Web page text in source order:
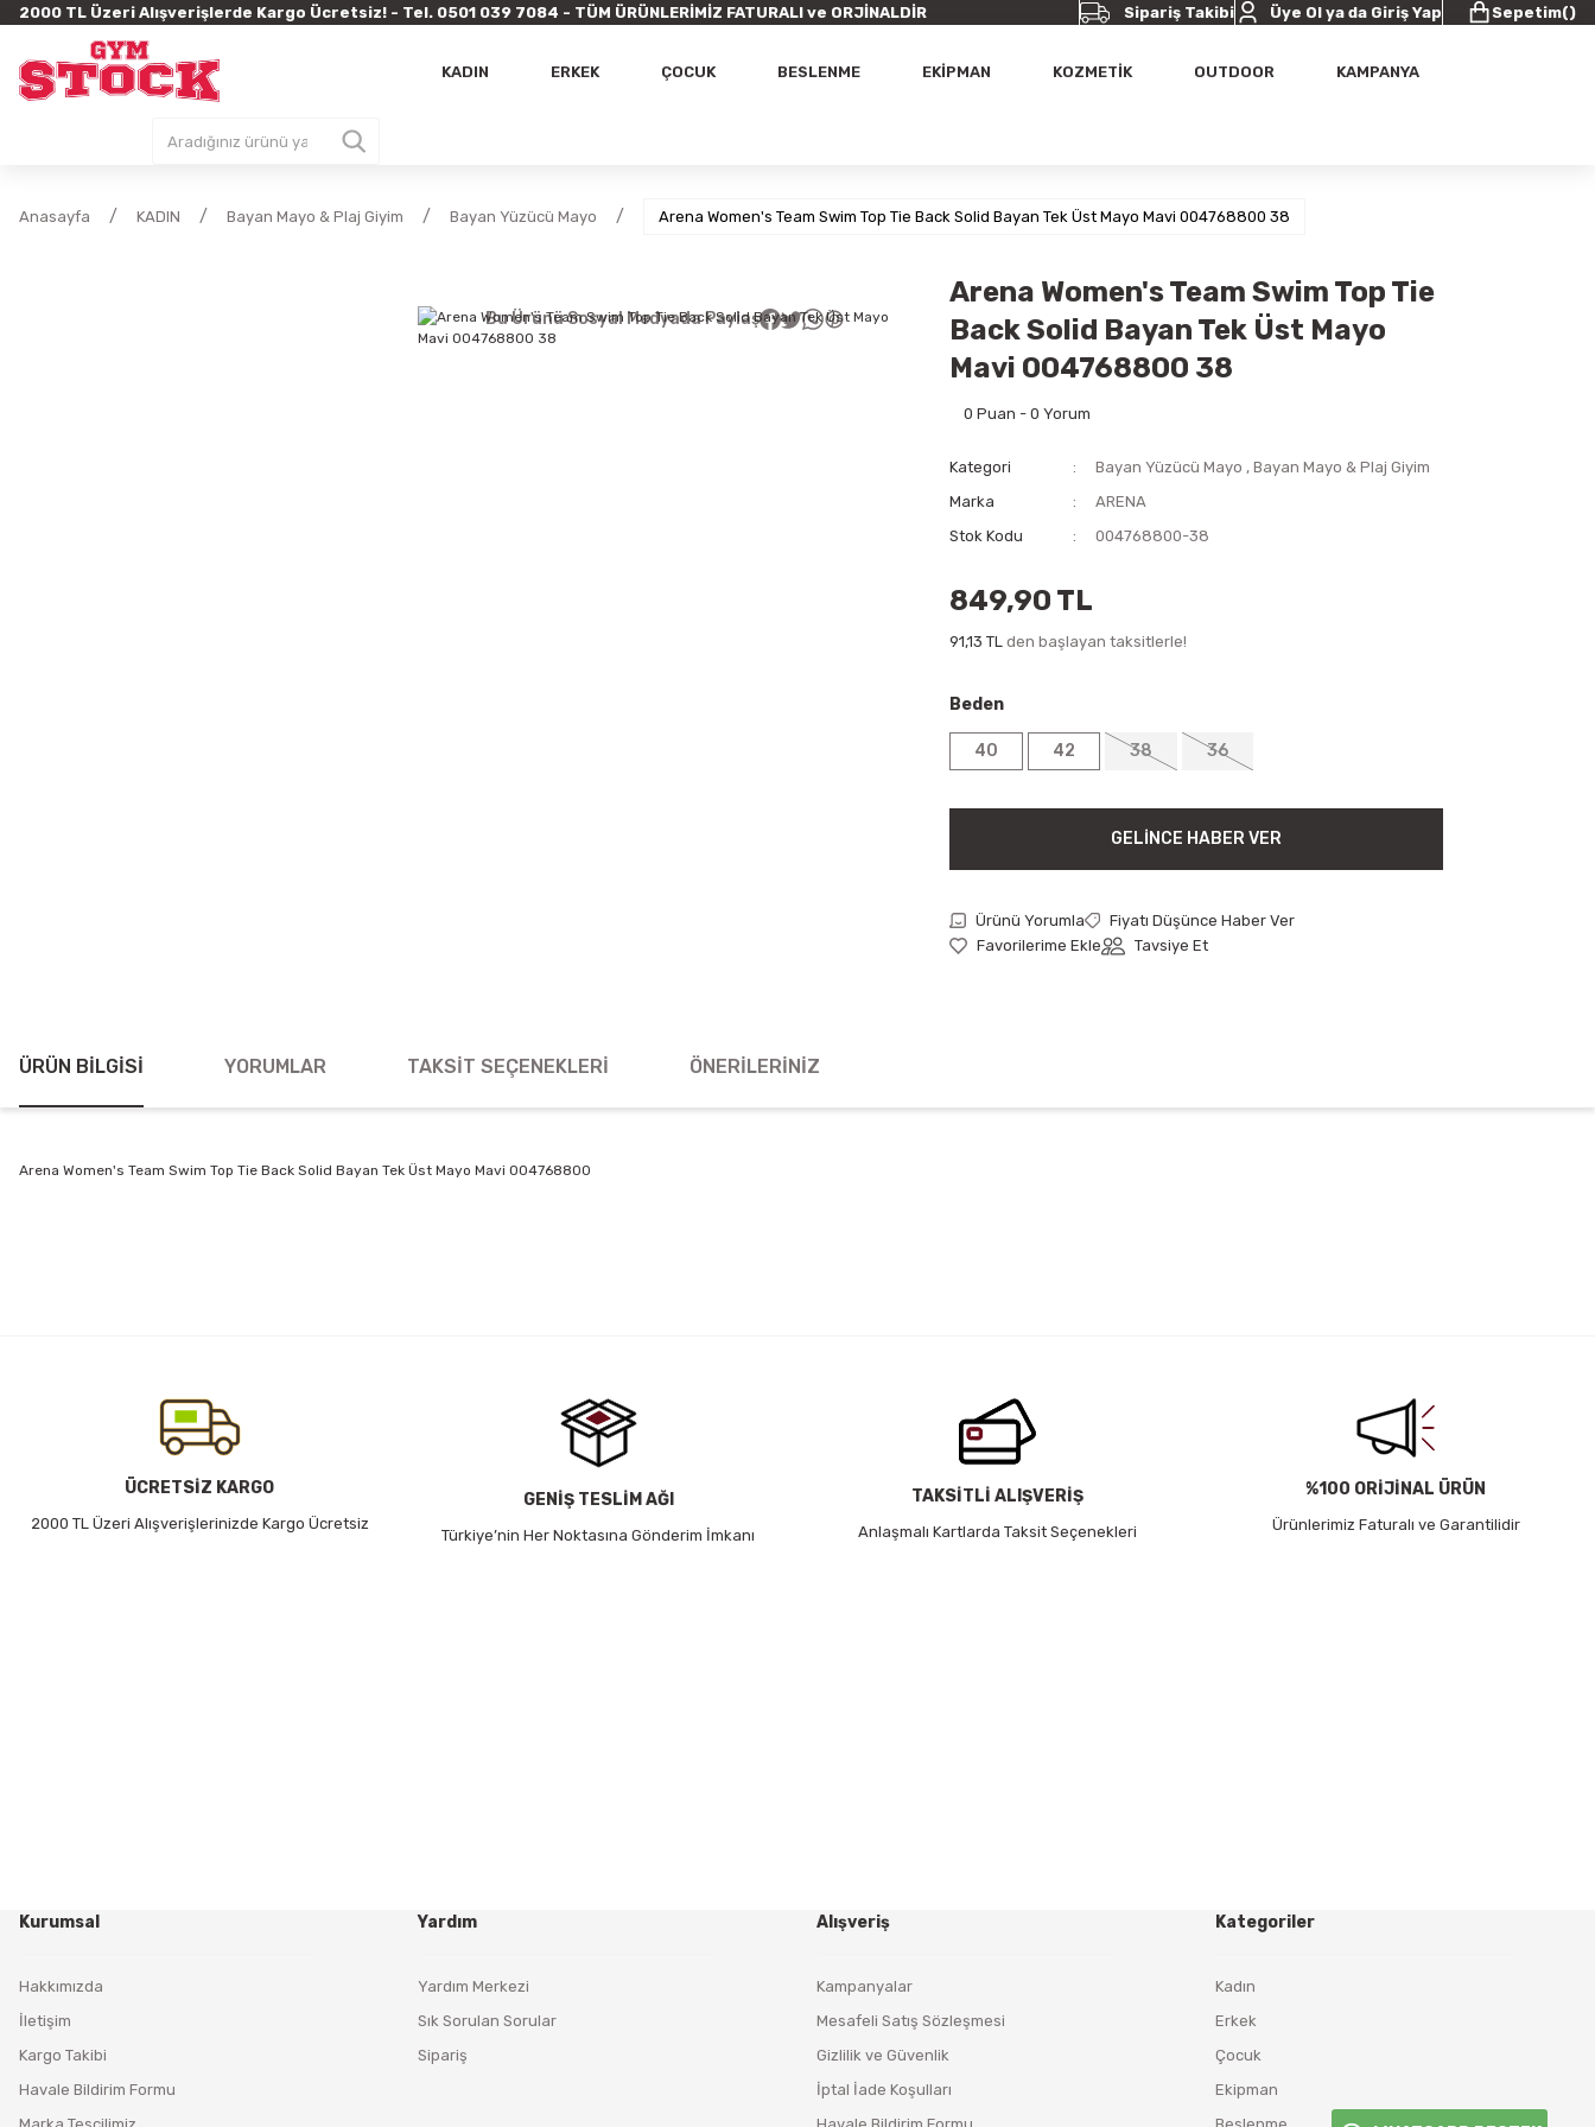
2000 TL Üzeri Alışverişlerde Kargo Ücretsiz! - Tel. 0501 039 7084 - TÜM ÜRÜNLERİMİZ FATURALI ve ORJİNALDİR Sipariş Takibi Üye Ol ya da Giriş Yap Sepetim()
KADIN ERKEK ÇOCUK BESLENME EKİPMAN KOZMETİK OUTDOOR KAMPANYA
Anasayfa KADIN Bayan Mayo & Plaj Giyim Bayan Yüzücü Mayo Arena Women's Team Swim Top Tie Back Solid Bayan Tek Üst Mayo Mavi 004768800 38
Bu Ürünü Sosyal Medyada Paylaş
Arena Women's Team Swim Top Tie
Back Solid Bayan Tek Üst Mayo
Mavi 004768800 38
0 Puan - 0 Yorum
Kategori Bayan Yüzücü Mayo , Bayan Mayo & Plaj Giyim
Marka
ARENA
Stok Kodu
004768800-38
849,90 TL
91,13 TL den başlayan taksitlerle!
Beden
40 42 38 36
GELINCE HABER VER
Ürünü Yorumla
Fiyatı Düşünce Haber Ver
Tavsiye Et
ÜRÜN BILGISI YORUMLAR TAKSIT SEÇENEKLERI ÖNERILERINIZ
Arena Women's Team Swim Top Tie Back Solid Bayan Tek Üst Mayo Mavi 004768800
Ürün bilgilerinde hatalar bulunuyor.
Ürün fiyatı diğer sitelerden daha pahalı.
Bu ürüne benzer farklı alternatifler olmalı.
ÜCRETSİZ KARGO
2000 TL Üzeri Alışverişlerinizde Kargo Ücretsiz
GENİŞ TESLİM AĞI
Türkiye’nin Her Noktasına Gönderim İmkanı
TAKSİTLİ ALIŞVERİŞ
Anlaşmalı Kartlarda Taksit Seçenekleri
%100 ORİJİNAL ÜRÜN
Ürünlerimiz Faturalı ve Garantilidir
Kurumsal
Hakkımızda
İletişim
Kargo Takibi
Havale Bildirim Formu
Yardım
Yardım Merkezi
Sık Sorulan Sorular
Sipariş
Alışveriş
Kampanyalar
Mesafeli Satış Sözleşmesi
Gizlilik ve Güvenlik
İptal İade Koşulları
Kategoriler
Kadın
Erkek
Çocuk
Ekipman